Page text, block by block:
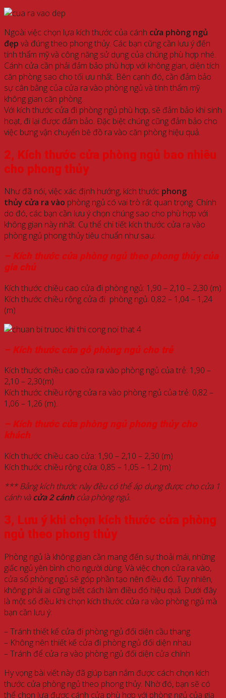
Ngoài việc chọn lựa kích thước của cánh cửa phòng ngủ
đẹp và đúng theo phong thủy. Các bạn cũng cần lưu ý đến
tính thẩm mỹ và công năng sử dụng của chúng phù hợp nhé.
Cánh cửa cần phải đảm bảo phù hợp với không gian, diện tích
căn phòng sao cho tối ưu nhất. Bên cạnh đó, cần đảm bảo
sự cân bằng của cửa ra vào phòng ngủ và tính thẩm mỹ
không gian căn phòng.
Với kích thước cửa đi phòng ngủ phù hợp, sẽ đảm bảo khi sinh
hoạt, đi lại được đảm bảo. Đặc biệt chúng cũng đảm bảo cho
việc bưng vận chuyển bê đồ ra vào căn phòng hiệu quả.
2, Kích thước cửa phòng ngủ bao nhiêu
cho phong thủy
Như đã nói, việc xác định hướng, kích thước phong
thủy cửa ra vào phòng ngủ có vai trò rất quan trọng. Chính
do đó, các bạn cần lưu ý chọn chúng sao cho phù hợp với
không gian này nhất. Cụ thể chi tiết kích thước cửa ra vào
phòng ngủ phong thủy tiêu chuẩn như sau:
– Kích thước cửa phòng ngủ theo phong thủy của
gia chủ
Kích thước chiều cao cửa đi phòng ngủ: 1,90 – 2,10 – 2,30 (m)
Kích thước chiều rộng cửa đi phòng ngủ: 0,82 – 1,04 – 1,24
(m)
– Kích thước cửa gỗ phòng ngủ cho trẻ
Kích thước chiều cao cửa ra vào phòng ngủ của trẻ: 1,90 –
2,10 – 2,30(m)
Kích thước chiều rộng cửa ra vào phòng ngủ của trẻ: 0,82 –
1,06 – 1,26 (m).
– Kích thước cửa phòng ngủ phong thủy cho
khách
Kích thước chiều cao cửa: 1,90 – 2,10 – 2,30 (m)
Kích thước chiều rộng cửa: 0,85 – 1,05 – 1,2 (m)
*** Bảng kích thước này đều có thể áp dụng được cho cửa 1
cánh vàcửa 2 cánhcủa phòng ngủ.
3, Lưu ý khi chọn kích thước cửa phòng
ngủ theo phong thủy
Phòng ngủ là không gian cần mang đến sự thoải mái, những
giấc ngủ yên bình cho người dùng. Và việc chọn cửa ra vào,
cửa sổ phòng ngủ sẽ góp phần tạo nên điều đó. Tuy nhiên,
không phải ai cũng biết cách làm điều đó hiệu quả. Dưới đây
là một số điều khi chọn kích thước cửa ra vào phòng ngủ mà
bạn cần lưu ý:
– Tránh thiết kế cửa đi phòng ngủ đối diện cầu thang
– Không nên thiết kế cửa đi phòng ngủ đối diện nhau
– Tránh để cửa ra vào phòng ngủ đối diện cửa chính
Hy vọng bài viết này đã giúp bạn nắm được cách chọn kích
thước cửa phòng ngủ theo phong thủy. Nhờ đó, bạn sẽ có
thể chọn lựa được cánh cửa phù hợp với phòng ngủ của gia